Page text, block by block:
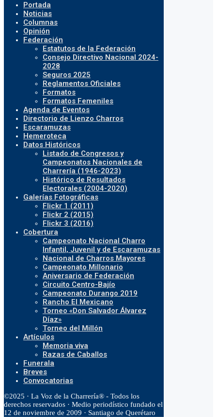
Portada
Noticias
Columnas
Opinión
Federación
Estatutos de la Federación
Consejo Directivo Nacional 2024-
2028
Seguros 2025
Reglamentos Oficiales
Formatos
Formatos Femeniles
Agenda de Eventos
Directorio de Lienzo Charros
Escaramuzas
Hemeroteca
Datos Históricos
Listado de Congresos y
Campeonatos Nacionales de
Charrería (1946-2023)
Histórico de Resultados
Electorales (2004-2020)
Galerías Fotográficas
Flickr 1 (2011)
Flickr 2 (2015)
Flickr 3 (2016)
Cobertura
Campeonato Nacional Charro
Infantil, Juvenil y de Escaramuzas
Nacional de Charros Mayores
Campeonato Millonario
Aniversario de Federación
Circuito Centro-Bajío
Campeonato Durango 2019
Rancho El Mexicano
Torneo «Don Salvador Álvarez
Díaz»
Torneo del Millón
Artículos
Memoria viva
Razas de Caballos
Funerala
Breves
Convocatorias
©2025 · La Voz de la Charrería® - Todos los
derechos reservados · Medio periodístico fundado el
12 de noviembre de 2009 · Santiago de Querétaro